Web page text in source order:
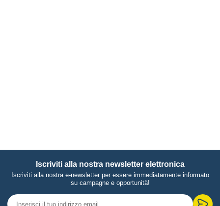
Iscriviti alla nostra newsletter elettronica
Iscriviti alla nostra e-newsletter per essere immediatamente informato
su campagne e opportunità!